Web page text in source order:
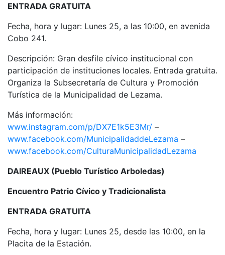
ENTRADA GRATUITA
Fecha, hora y lugar: Lunes 25, a las 10:00, en avenida
Cobo 241.
Descripción: Gran desfile cívico institucional con
participación de instituciones locales. Entrada gratuita.
Organiza la Subsecretaría de Cultura y Promoción
Turística de la Municipalidad de Lezama.
Más información:
www.instagram.com/p/DX7E1k5E3Mr/ –
www.facebook.com/MunicipalidaddeLezama –
www.facebook.com/CulturaMunicipalidadLezama
DAIREAUX (Pueblo Turístico Arboledas)
Encuentro Patrio Cívico y Tradicionalista
ENTRADA GRATUITA
Fecha, hora y lugar: Lunes 25, desde las 10:00, en la
Placita de la Estación.